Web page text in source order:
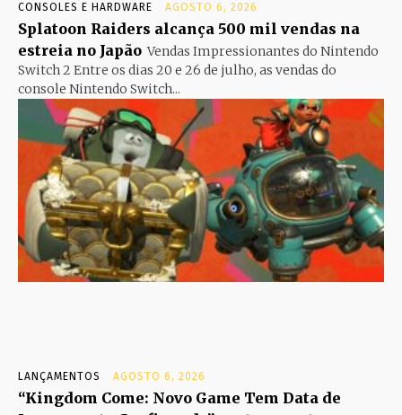
CONSOLES E HARDWARE AGOSTO 6, 2026
Splatoon Raiders alcança 500 mil vendas na
estreia no Japão Vendas Impressionantes do Nintendo
Switch 2 Entre os dias 20 e 26 de julho, as vendas do
console Nintendo Switch...
LANÇAMENTOS AGOSTO 6, 2026
“Kingdom Come: Novo Game Tem Data de